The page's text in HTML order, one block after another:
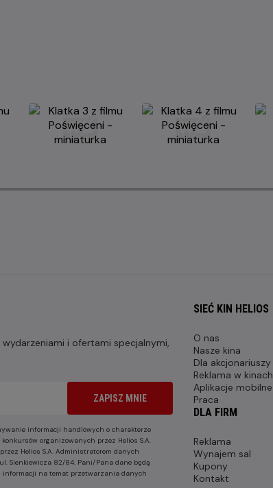
i ofertami specjalnymi,
ZAPISZ MNIE
informacji handlowych o charakterze
organizowanych przez Helios S.A.
Helios S.A. Administratorem danych
Sienkiewicza 82/84. Pani/Pana dane będą
informacji na temat przetwarzania danych
SIEĆ KIN HELIOS
O nas
Nasze kina
Dla akcjonariuszy
Reklama w kinach
Aplikacje mobilne
Praca
DLA FIRM
Reklama
Wynajem sal
Kupony
Kontakt